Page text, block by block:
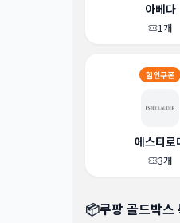
아베다
1개
할인쿠폰
에스티로
3개
📦쿠팡 골드박스